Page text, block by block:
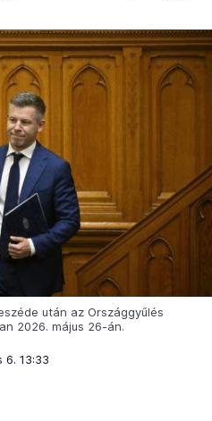
után az Országgyűlés
2026. május 26-án.
6. 13:33